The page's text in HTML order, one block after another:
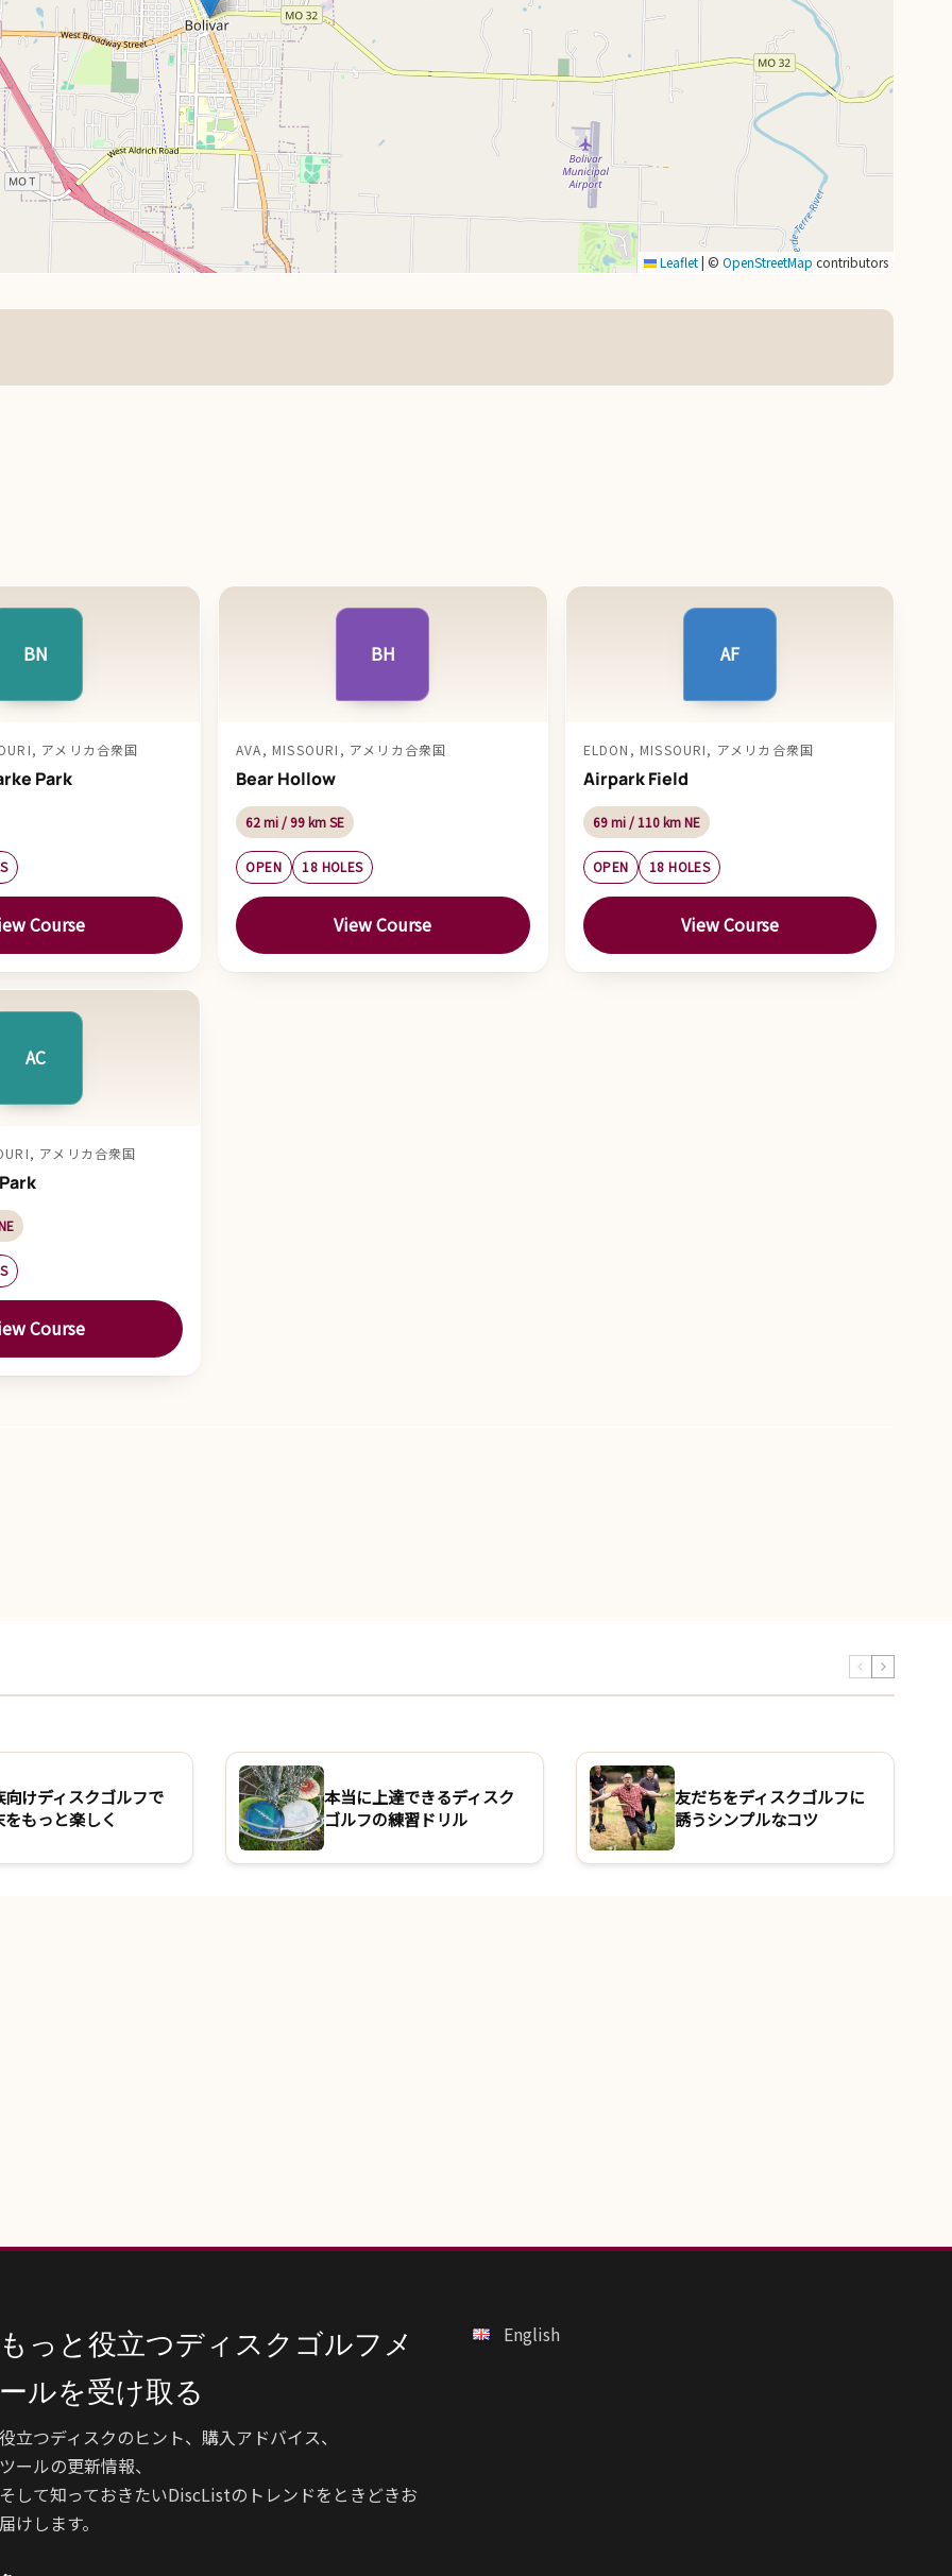
Leaflet © OpenStreetMap contributors
BN
アメリカ合衆国
Park
Course
BH
AVA, MISSOURI, アメリカ合衆国
Bear Hollow
62 mi / 99 km SE
OPEN 18 HOLES
View Course
AF
ELDON, MISSOURI, アメリカ合衆国
Airpark Field
69 mi / 110 km NE
OPEN 18 HOLES
View Course
AC
アメリカ合衆国
Course
向けディスクゴルフで
をもっと楽しく
本当に上達できるディスク
ゴルフの練習ドリル
友だちをディスクゴルフに
誘うシンプルなコツ
っと役立つディスクゴルフメ
ルを受け取る
立つディスクのヒント、購入アドバイス、
ールの更新情報、
して知っておきたいDiscListのトレンドをときどきお
けします。
English